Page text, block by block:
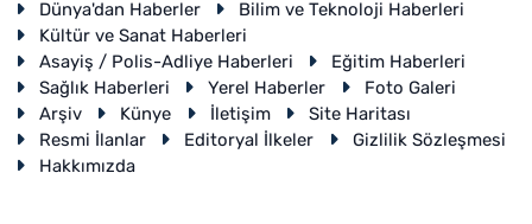
Dünya'dan Haberler
Bilim ve Teknoloji Haberleri
Kültür ve Sanat Haberleri
Asayiş / Polis-Adliye Haberleri
Eğitim Haberleri
Sağlık Haberleri
Yerel Haberler
Foto Galeri
Arşiv
Künye İletişim
Site Haritası
Resmi İlanlar
Editoryal İlkeler
Gizlilik Sözleşmesi
Hakkımızda